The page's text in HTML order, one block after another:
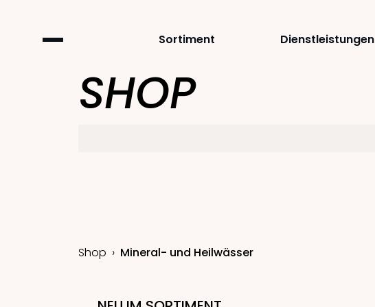
Sortiment Dienstleistungen
SHOP
Shop Mineral- und Heilwässer